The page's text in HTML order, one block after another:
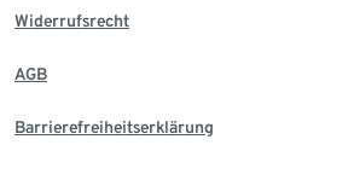
Widerrufsrecht
AGB
Barrierefreiheitserklärung